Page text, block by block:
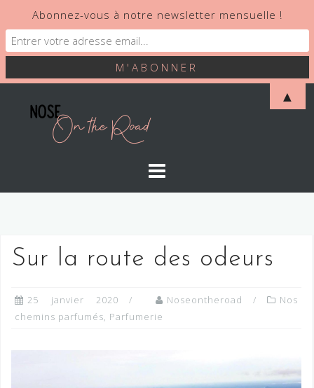
Sur la route des odeurs
25 janvier 2020 Noseontheroad
Nos
chemins parfumés, Parfumerie
Abonnez-vous à notre newsletter mensuelle !
▲